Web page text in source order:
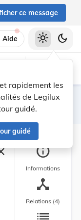
ce message
Aide
rapidement les
de Legilux
guidé.
guidé
light_mode dark_mode
Fermer la barre
info
Informations
device_hub
Relations (4)